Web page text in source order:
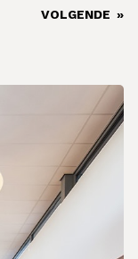
VOLGENDE »